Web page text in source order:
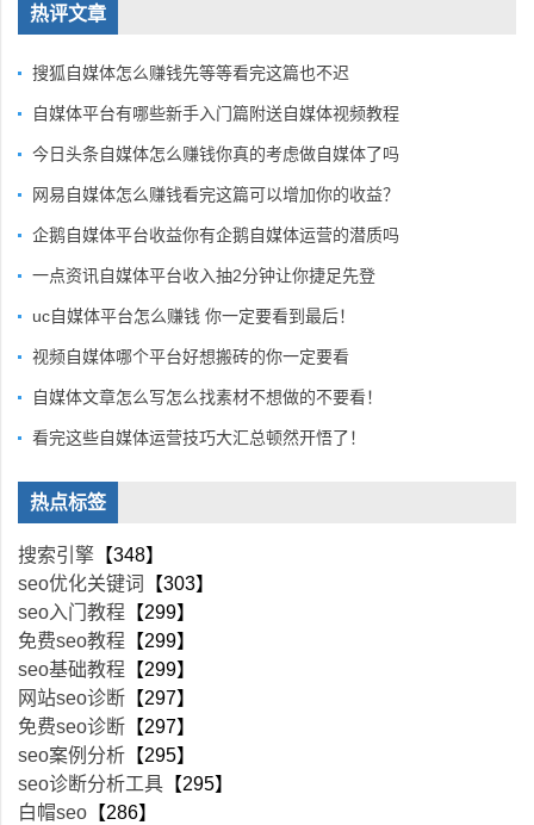
热评文章
搜狐自媒体怎么赚钱先等等看完这篇也不迟
自媒体平台有哪些新手入门篇附送自媒体视频教程
今日头条自媒体怎么赚钱你真的考虑做自媒体了吗
网易自媒体怎么赚钱看完这篇可以增加你的收益？
企鹅自媒体平台收益你有企鹅自媒体运营的潜质吗
一点资讯自媒体平台收入抽2分钟让你捷足先登
uc自媒体平台怎么赚钱 你一定要看到最后！
视频自媒体哪个平台好想搬砖的你一定要看
自媒体文章怎么写怎么找素材不想做的不要看！
看完这些自媒体运营技巧大汇总顿然开悟了！
热点标签
搜索引擎 【348】
seo优化关键词
【303】
seo入门教程 【299】
免费seo教程 【299】
seo基础教程 【299】
网站seo诊断 【297】
免费seo诊断 【297】
seo案例分析 【295】
seo诊断分析工具 【295】
白帽seo 【286】